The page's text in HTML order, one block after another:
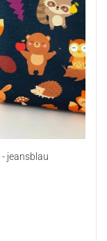
jeansblau